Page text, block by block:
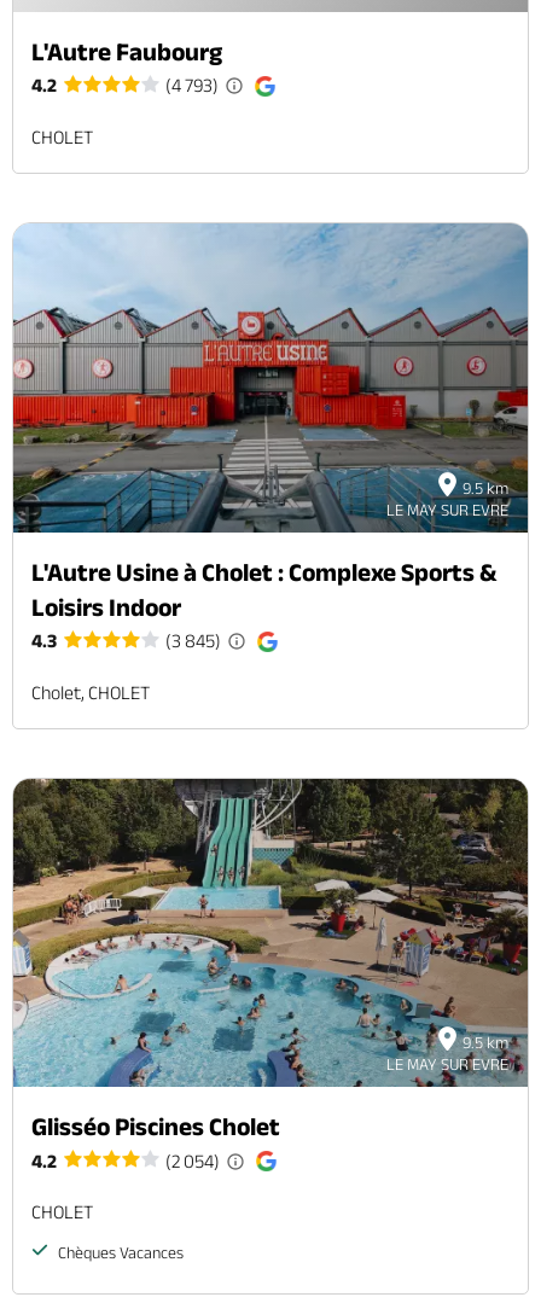
L'Autre Faubourg
4.2 (4 793)
CHOLET
9.5 km
LE MAY SUR EVRE
L'Autre Usine à Cholet : Complexe Sports &
Loisirs Indoor
4.3 (3 845)
Cholet, CHOLET
9.5 km
LE MAY SUR EVRE
Glisséo Piscines Cholet
4.2 (2 054)
CHOLET
Chèques Vacances